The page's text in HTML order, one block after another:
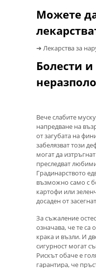
Можете
➔ Лекарства за
Болести и
Вече слабите
напредване на
от загубата на
забелязват този
могат да
преследват
Градинарството
възможно само с
картофи или
досаден от
За съжаление
означава, че те са
крака и възли. И
сигурност могат
Рискът обаче е
гарантира, че